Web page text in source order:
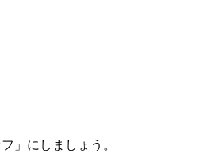
」にしましょう。